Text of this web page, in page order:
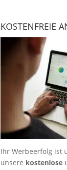
KOSTENFREIE
Ihr Werbeerfolg ist
unsere kostenlose